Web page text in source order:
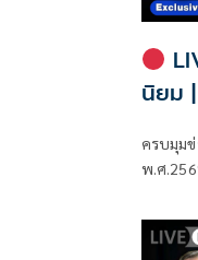
นิยม
ครบมุม
พ.ศ